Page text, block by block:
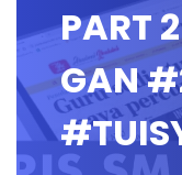
PART
GAN